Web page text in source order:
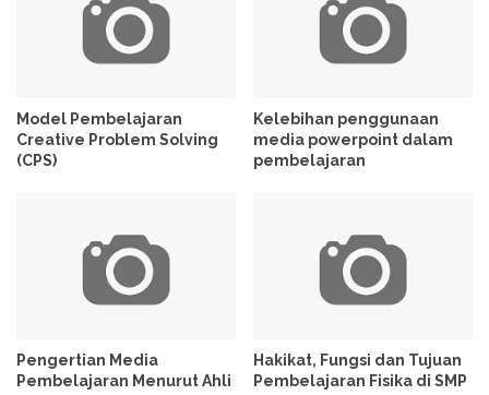
Model Pembelajaran
Creative Problem Solving
(CPS)
Kelebihan penggunaan
media powerpoint dalam
pembelajaran
Pengertian Media
Pembelajaran Menurut Ahli
Hakikat, Fungsi dan Tujuan
Pembelajaran Fisika di SMP